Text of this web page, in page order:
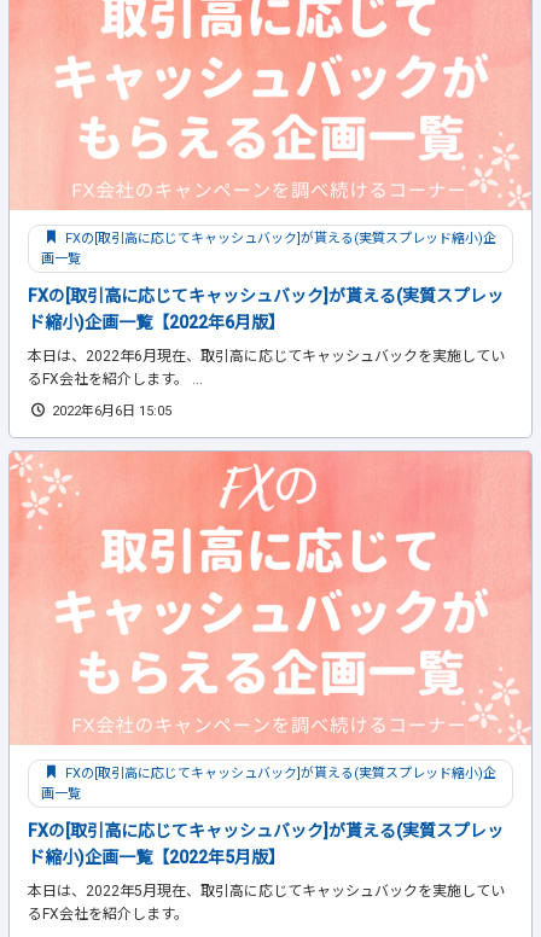
FXの[取引高に応じてキャッシュバック]が貰える(実質スプレッド縮小)企
画一覧
FXの[取引高に応じてキャッシュバック]が貰える(実質スプレッ
ド縮小)企画一覧【2022年6月版】
本日は、2022年6月現在、取引高に応じてキャッシュバックを実施してい
るFX会社を紹介します。 ...
2022年6月6日 15:05
FXの[取引高に応じてキャッシュバック]が貰える(実質スプレッド縮小)企
画一覧
FXの[取引高に応じてキャッシュバック]が貰える(実質スプレッ
ド縮小)企画一覧【2022年5月版】
本日は、2022年5月現在、取引高に応じてキャッシュバックを実施してい
るFX会社を紹介します。